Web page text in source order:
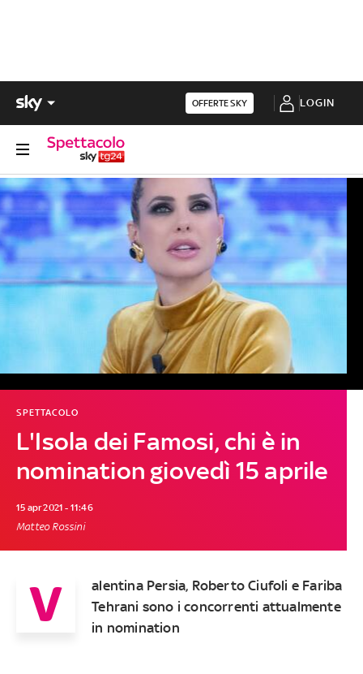
OFFERTE SKY LOGIN
L'Isola dei Famosi, chi è in
nomination giovedì 15 aprile
SPETTACOLO
15 apr 2021 - 11:46
Matteo Rossini
V
alentina Persia, Roberto Ciufoli e Fariba
Tehrani sono i concorrenti attualmente
in nomination